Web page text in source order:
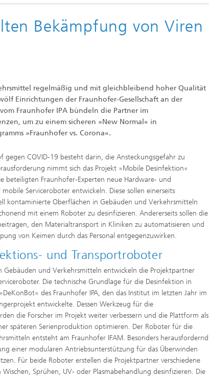
Bekämpfung von Viren
regelmäßig und mit gleichbleibend hoher Qualität
Einrichtungen der Fraunhofer-Gesellschaft an der
Fraunhofer IPA bündeln die Partner im
um zu einem sicheren »New Normal« in
»Fraunhofer vs. Corona«.
gegen COVID-19 besteht darin, die Ansteckungsgefahr zu
nimmt sich das Projekt »Mobile Desinfektion«
beteiligten Fraunhofer-Experten neue Hardware- und
Serviceroboter entwickeln. Diese sollen einerseits
kontaminierte Oberflächen in Gebäuden und Verkehrsmitteln
mit einem Roboter zu desinfizieren. Andererseits sollen die
den Materialtransport in Kliniken zu automatisieren und
von Keimen durch das Personal entgegenzuwirken.
und Transportroboter
Gebäuden und Verkehrsmitteln entwickeln die Projektpartner
Die technische Grundlage für die Desinfektion in
des Fraunhofer IPA, den das Institut im letzten Jahr im
entwickelte. Dessen Werkzeug für die
die Forscher im Projekt weiter verbessern und die Plattform als
späteren Serienproduktion optimieren. Der Roboter für die
entsteht am Fraunhofer IFAM. Besonders herausfordernd
einer modularen Antriebsunterstützung für das Überwinden
Für beide Roboter erstellen die Projektpartner verschiedene
Sprühen, UV- oder Plasmabehandlung desinfizieren. Die